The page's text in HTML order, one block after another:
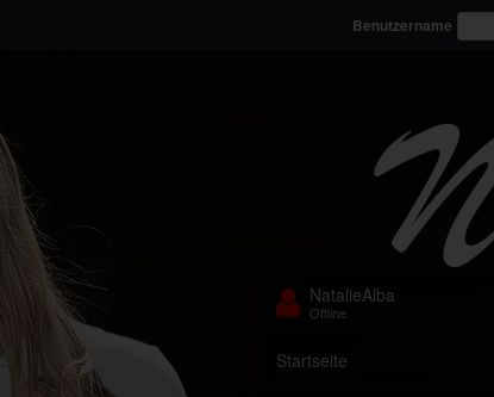
Benutzername
NatalieAlba
Offline
Startseite